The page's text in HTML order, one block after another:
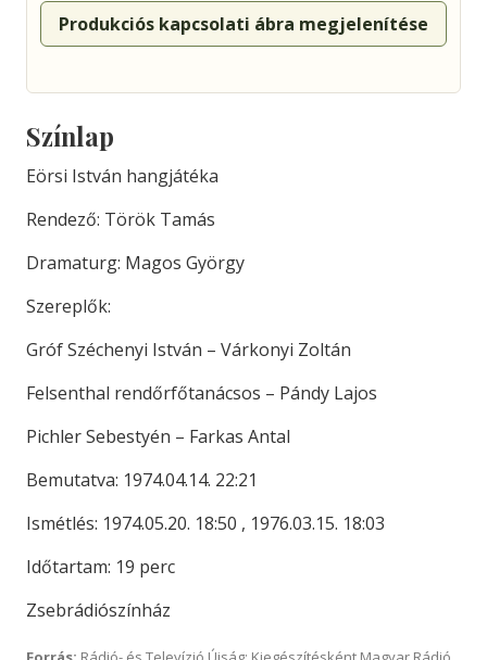
Produkciós kapcsolati ábra megjelenítése
Színlap
Eörsi István hangjátéka
Rendező: Török Tamás
Dramaturg: Magos György
Szereplők:
Gróf Széchenyi István – Várkonyi Zoltán
Felsenthal rendőrfőtanácsos – Pándy Lajos
Pichler Sebestyén – Farkas Antal
Bemutatva: 1974.04.14. 22:21
Ismétlés: 1974.05.20. 18:50 , 1976.03.15. 18:03
Időtartam: 19 perc
Zsebrádiószínház